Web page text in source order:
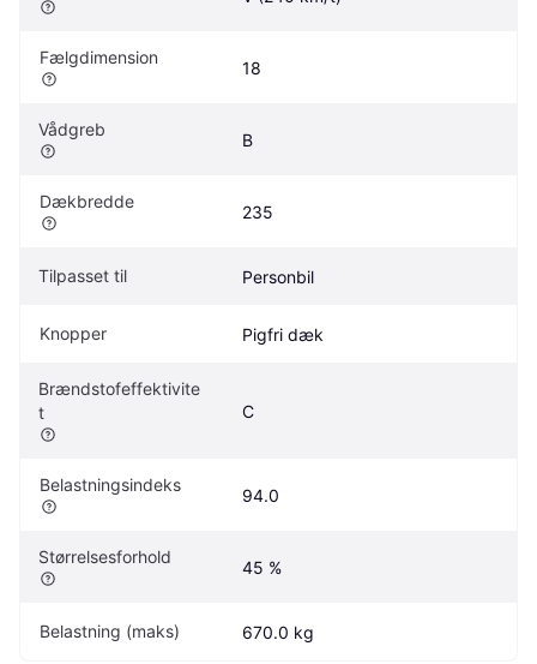
Fælgdimension
18
Vådgreb
B
Dækbredde
235
Tilpasset til Personbil
Knopper Pigfri dæk
Brændstofeffektivite
t
C
Belastningsindeks
94.0
Størrelsesforhold
45 %
Belastning (maks) 670.0 kg